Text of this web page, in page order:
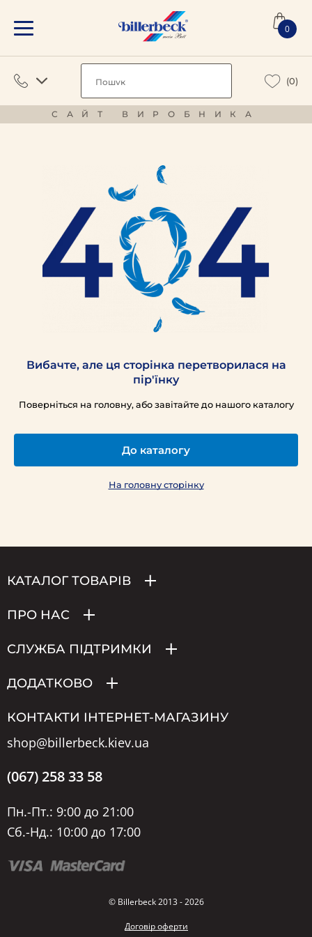
0
(0)
САЙТ ВИРОБНИКА
Вибачте, але ця сторінка перетворилася на
пір'їнку
Поверніться на головну, або завітайте до нашого каталогу
До каталогу
На головну сторінку
КАТАЛОГ ТОВАРІВ
ПРО НАС
СЛУЖБА ПІДТРИМКИ
ДОДАТКОВО
КОНТАКТИ ІНТЕРНЕТ-МАГАЗИНУ
shop@billerbeck.kiev.ua
(067) 258 33 58
Пн.-Пт.: 9:00 до 21:00
Сб.-Нд.: 10:00 до 17:00
© Billerbeck 2013 - 2026
Договір оферти